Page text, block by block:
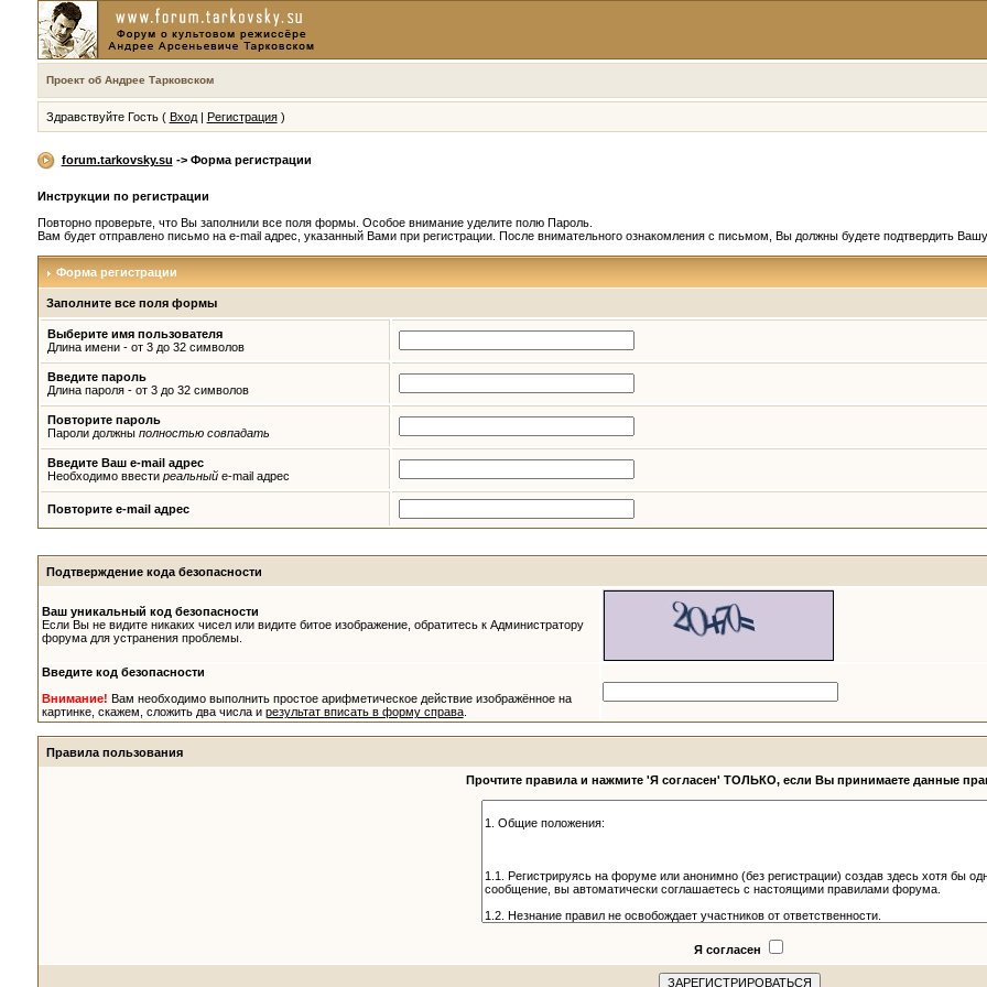
Проект об Андрее Тарковском
Здравствуйте Гость ( Вход| Регистрация)
forum.tarkovsky.su -> Форма регистрации
Инструкции по регистрации
Повторно проверьте, что Вы заполнили все поля формы. Особое внимание уделите полю Пароль.
Вам будет отправлено письмо на e-mail адрес, указанный Вами при регистрации. После внимательного ознакомления с письмом, Вы должны будете подтвердить
Форма регистрации
Заполните все поля формы
Выберите имя пользователя
Длина имени - от 3 до 32 символов
Введите пароль
Длина пароля - от 3 до 32 символов
Повторите пароль
Пароли должны полностью совпадать
Введите Ваш e-mail адрес
Необходимо ввести реальныйe-mail адрес
Повторите e-mail адрес
Подтверждение кода безопасности
Ваш уникальный код безопасности
Если Вы не видите никаких чисел или видите битое изображение, обратитесь к Администратору
форума для устранения проблемы.
Введите код безопасности
Внимание! Вам необходимо выполнить простое арифметическое действие изображённое на
картинке, скажем, сложить два числа и результат вписать в форму справа.
Правила пользования
Прочтите правила и нажмите 'Я согласен' ТОЛЬКО, если Вы принимаете данные
Я согласен